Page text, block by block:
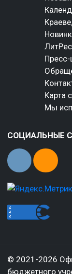
ЛитРес
Пресс-
Карта
Мы
СОЦИАЛЬНЫЕ
© 2021-2026
бюджетного